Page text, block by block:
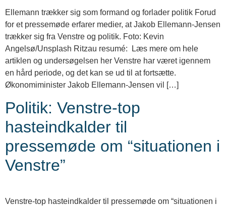
Ellemann trækker sig som formand og forlader politik Forud
for et pressemøde erfarer medier, at Jakob Ellemann-Jensen
trækker sig fra Venstre og politik. Foto: Kevin
Angelsø/Unsplash Ritzau resumé: Læs mere om hele
artiklen og undersøgelsen her Venstre har været igennem
en hård periode, og det kan se ud til at fortsætte.
Økonomiminister Jakob Ellemann-Jensen vil […]
Politik: Venstre-top
hasteindkalder til
pressemøde om “situationen i
Venstre”
Venstre-top hasteindkalder til pressemøde om “situationen i